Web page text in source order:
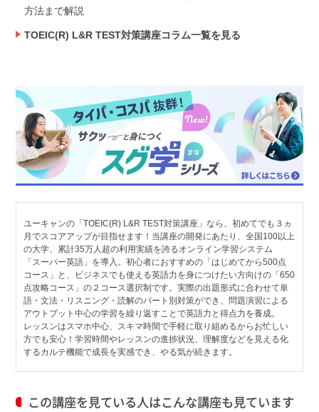
方法まで解説
TOEIC(R) L&R TEST対策講座コラム一覧を見る
ユーキャンの「TOEIC(R) L&R TEST対策講座」なら、初めてでも３ヵ
月でスコアアップが目指せます！当講座の開発にあたり、全国100以上
の大学、累計35万人超の利用実績を誇るオンライン学習システム
「スーパー英語」を導入。初心者におすすめの「はじめてから500点
コース」と、ビジネスでも使える英語力を身につけたい方向けの「650
点攻略コース」の２コース選択制です。実際の出題形式に合わせて単
語・文法・リスニング・読解のパート別対策ができ、問題演習による
アウトプット中心の学習を繰り返すことで英語力と得点力を養成。
レッスンはスマホ中心、スキマ時間で手軽に取り組めるからお忙しい
方でも安心！学習時間やレッスンの進捗状況、理解度などを見える化
するカルテ機能で成長を実感でき、やる気が続きます。
この講座を見ている人はこんな講座も見ています